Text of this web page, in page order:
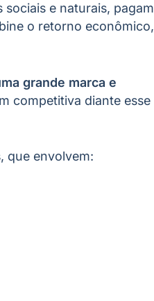
sociais e naturais, pagam
o retorno econômico,
grande marca e
competitiva diante esse
que envolvem: